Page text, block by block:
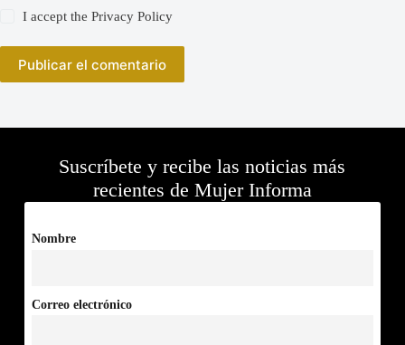
I accept thePrivacy Policy
Publicar el comentario
Suscríbete y recibe las noticias más
recientes de Mujer Informa
Nombre
Correo electrónico